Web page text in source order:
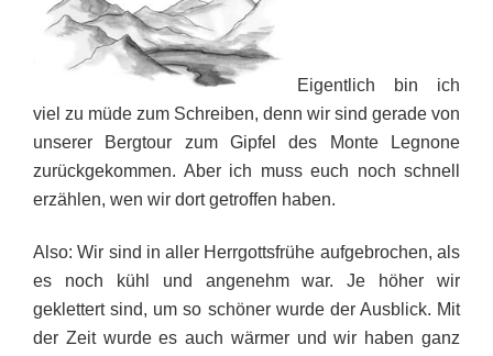
Eigentlich bin ich
viel zu müde zum Schreiben, denn wir sind gerade von
unserer Bergtour zum Gipfel des Monte Legnone
zurückgekommen. Aber ich muss euch noch schnell
erzählen, wen wir dort getroffen haben.
Also: Wir sind in aller Herrgottsfrühe aufgebrochen, als
es noch kühl und angenehm war. Je höher wir
geklettert sind, um so schöner wurde der Ausblick. Mit
der Zeit wurde es auch wärmer und wir haben ganz